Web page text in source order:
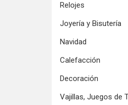
Relojes
Joyería y Bisutería
Navidad
Calefacción
Decoración
Vajillas, Juegos de